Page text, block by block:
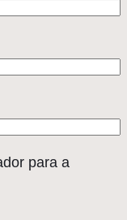
para a